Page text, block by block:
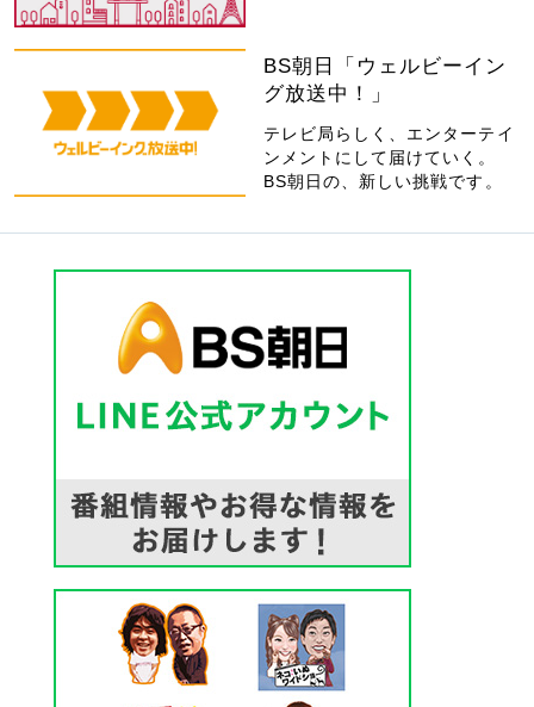
BS朝日「ウェルビーイン
グ放送中！」
テレビ局らしく、エンターテイ
ンメントにして届けていく。
BS朝日の、新しい挑戦です。